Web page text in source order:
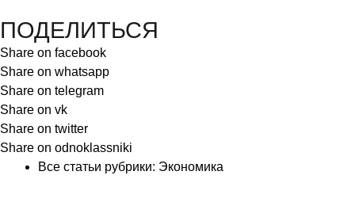
ПОДЕЛИТЬСЯ
Share on facebook
Share on whatsapp
Share on telegram
Share on vk
Share on twitter
Share on odnoklassniki
Все статьи рубрики: Экономика